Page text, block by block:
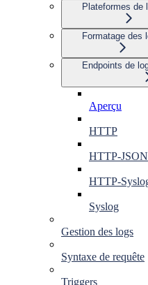
Plateformes de
Formatage des
Endpoints de
Aperçu
HTTP
HTTP-JSON
HTTP-
Syslog
Gestion des logs
Syntaxe de requête
Triggers